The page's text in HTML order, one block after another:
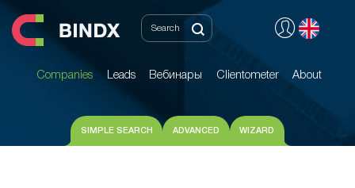
Companies Leads Вебинары Clientometer About
Companies Leads Вебинары Clientometer About
SIMPLE SEARCH ADVANCED WIZARD